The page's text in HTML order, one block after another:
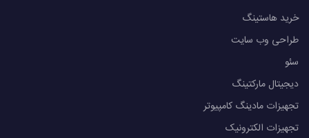
خرید هاستینگ
طراحی وب سایت
سئو
دیجیتال مارکتینگ
تجهیزات مادینگ کامپیوتر
تجهیزات الکترونیک